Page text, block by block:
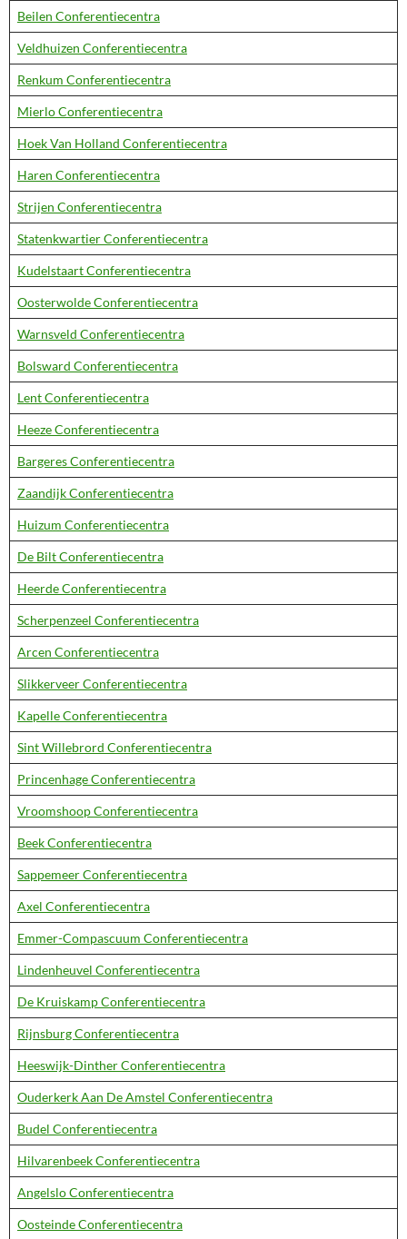
Beilen Conferentiecentra
Veldhuizen Conferentiecentra
Renkum Conferentiecentra
Mierlo Conferentiecentra
Hoek Van Holland Conferentiecentra
Haren Conferentiecentra
Strijen Conferentiecentra
Statenkwartier Conferentiecentra
Kudelstaart Conferentiecentra
Oosterwolde Conferentiecentra
Warnsveld Conferentiecentra
Bolsward Conferentiecentra
Lent Conferentiecentra
Heeze Conferentiecentra
Bargeres Conferentiecentra
Zaandijk Conferentiecentra
Huizum Conferentiecentra
De Bilt Conferentiecentra
Heerde Conferentiecentra
Scherpenzeel Conferentiecentra
Arcen Conferentiecentra
Slikkerveer Conferentiecentra
Kapelle Conferentiecentra
Sint Willebrord Conferentiecentra
Princenhage Conferentiecentra
Vroomshoop Conferentiecentra
Beek Conferentiecentra
Sappemeer Conferentiecentra
Axel Conferentiecentra
Emmer-Compascuum Conferentiecentra
Lindenheuvel Conferentiecentra
De Kruiskamp Conferentiecentra
Rijnsburg Conferentiecentra
Heeswijk-Dinther Conferentiecentra
Ouderkerk Aan De Amstel Conferentiecentra
Budel Conferentiecentra
Hilvarenbeek Conferentiecentra
Angelslo Conferentiecentra
Oosteinde Conferentiecentra